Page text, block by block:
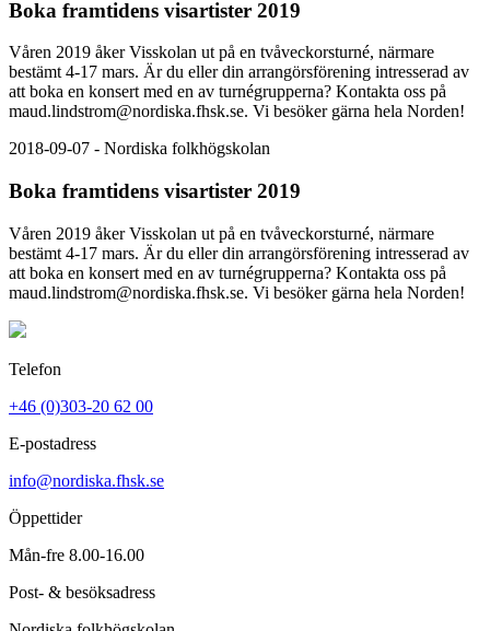
Boka framtidens visartister 2019
Våren 2019 åker Visskolan ut på en tvåveckorsturné, närmare
bestämt 4-17 mars. Är du eller din arrangörsförening intresserad av
att boka en konsert med en av turnégrupperna? Kontakta oss på
maud.lindstrom@nordiska.fhsk.se. Vi besöker gärna hela Norden!
2018-09-07 - Nordiska folkhögskolan
Boka framtidens visartister 2019
Våren 2019 åker Visskolan ut på en tvåveckorsturné, närmare
bestämt 4-17 mars. Är du eller din arrangörsförening intresserad av
att boka en konsert med en av turnégrupperna? Kontakta oss på
maud.lindstrom@nordiska.fhsk.se. Vi besöker gärna hela Norden!
Telefon
+46 (0)303-20 62 00
E-postadress
info@nordiska.fhsk.se
Öppettider
Mån-fre 8.00-16.00
Post- & besöksadress